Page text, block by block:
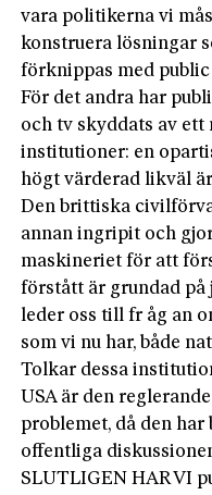
vara politikerna vi
konstruera lösningar
förknippas med
För det andra har
och tv skyddats av
institutioner: en
högt värderad likväl
Den brittiska
annan ingripit och
maskineriet för att
förstått är grundad
leder oss till fr åg an
som vi nu har, både
Tolkar dessa
USA är den
problemet, då den
offentliga
SLUTLIGEN HAR VI